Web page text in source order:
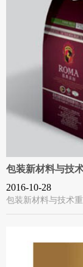
包装新材料与技
2016-10-28
包装新材料与技术